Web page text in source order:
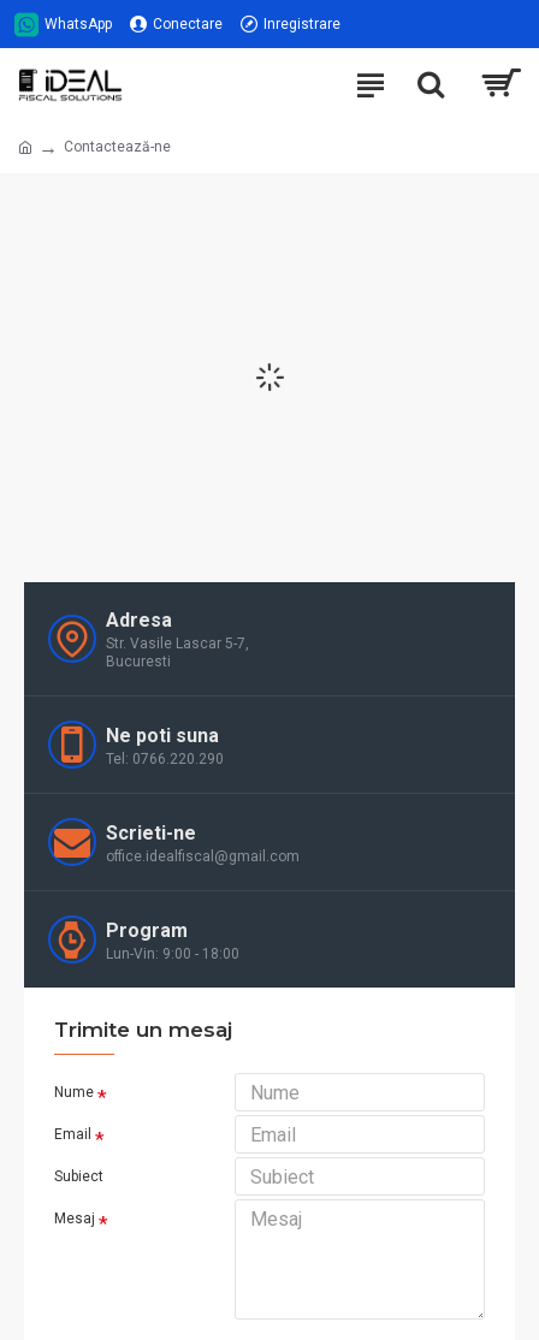
WhatsApp Conectare Inregistrare
Contactează-ne
Adresa
Str. Vasile Lascar 5-7,
Bucuresti
Ne poti suna
Tel: 0766.220.290
Scrieti-ne
office.idealfiscal@gmail.com
Program
Lun-Vin: 9:00 - 18:00
Trimite un mesaj
Nume
Email
Subiect
Mesaj